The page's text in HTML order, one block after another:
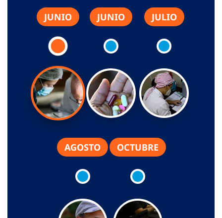
JUNIO JUNIO JULIO
AGOSTO OCTUBRE